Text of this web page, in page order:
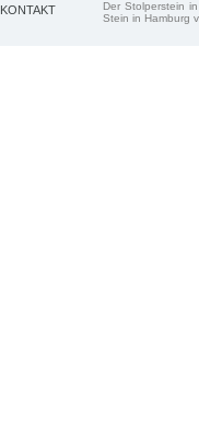
KONTAKT
Der Stolperstein
Stein in Hamburg